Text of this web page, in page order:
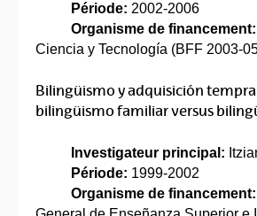
Période: 2002-2006
Organisme de financement:
Ciencia y Tecnología (BFF 2003-
Bilingüismo y adquisición
bilingüismo familiar versus
Investigateur principal:
Période: 1999-2002
Organisme de financement: